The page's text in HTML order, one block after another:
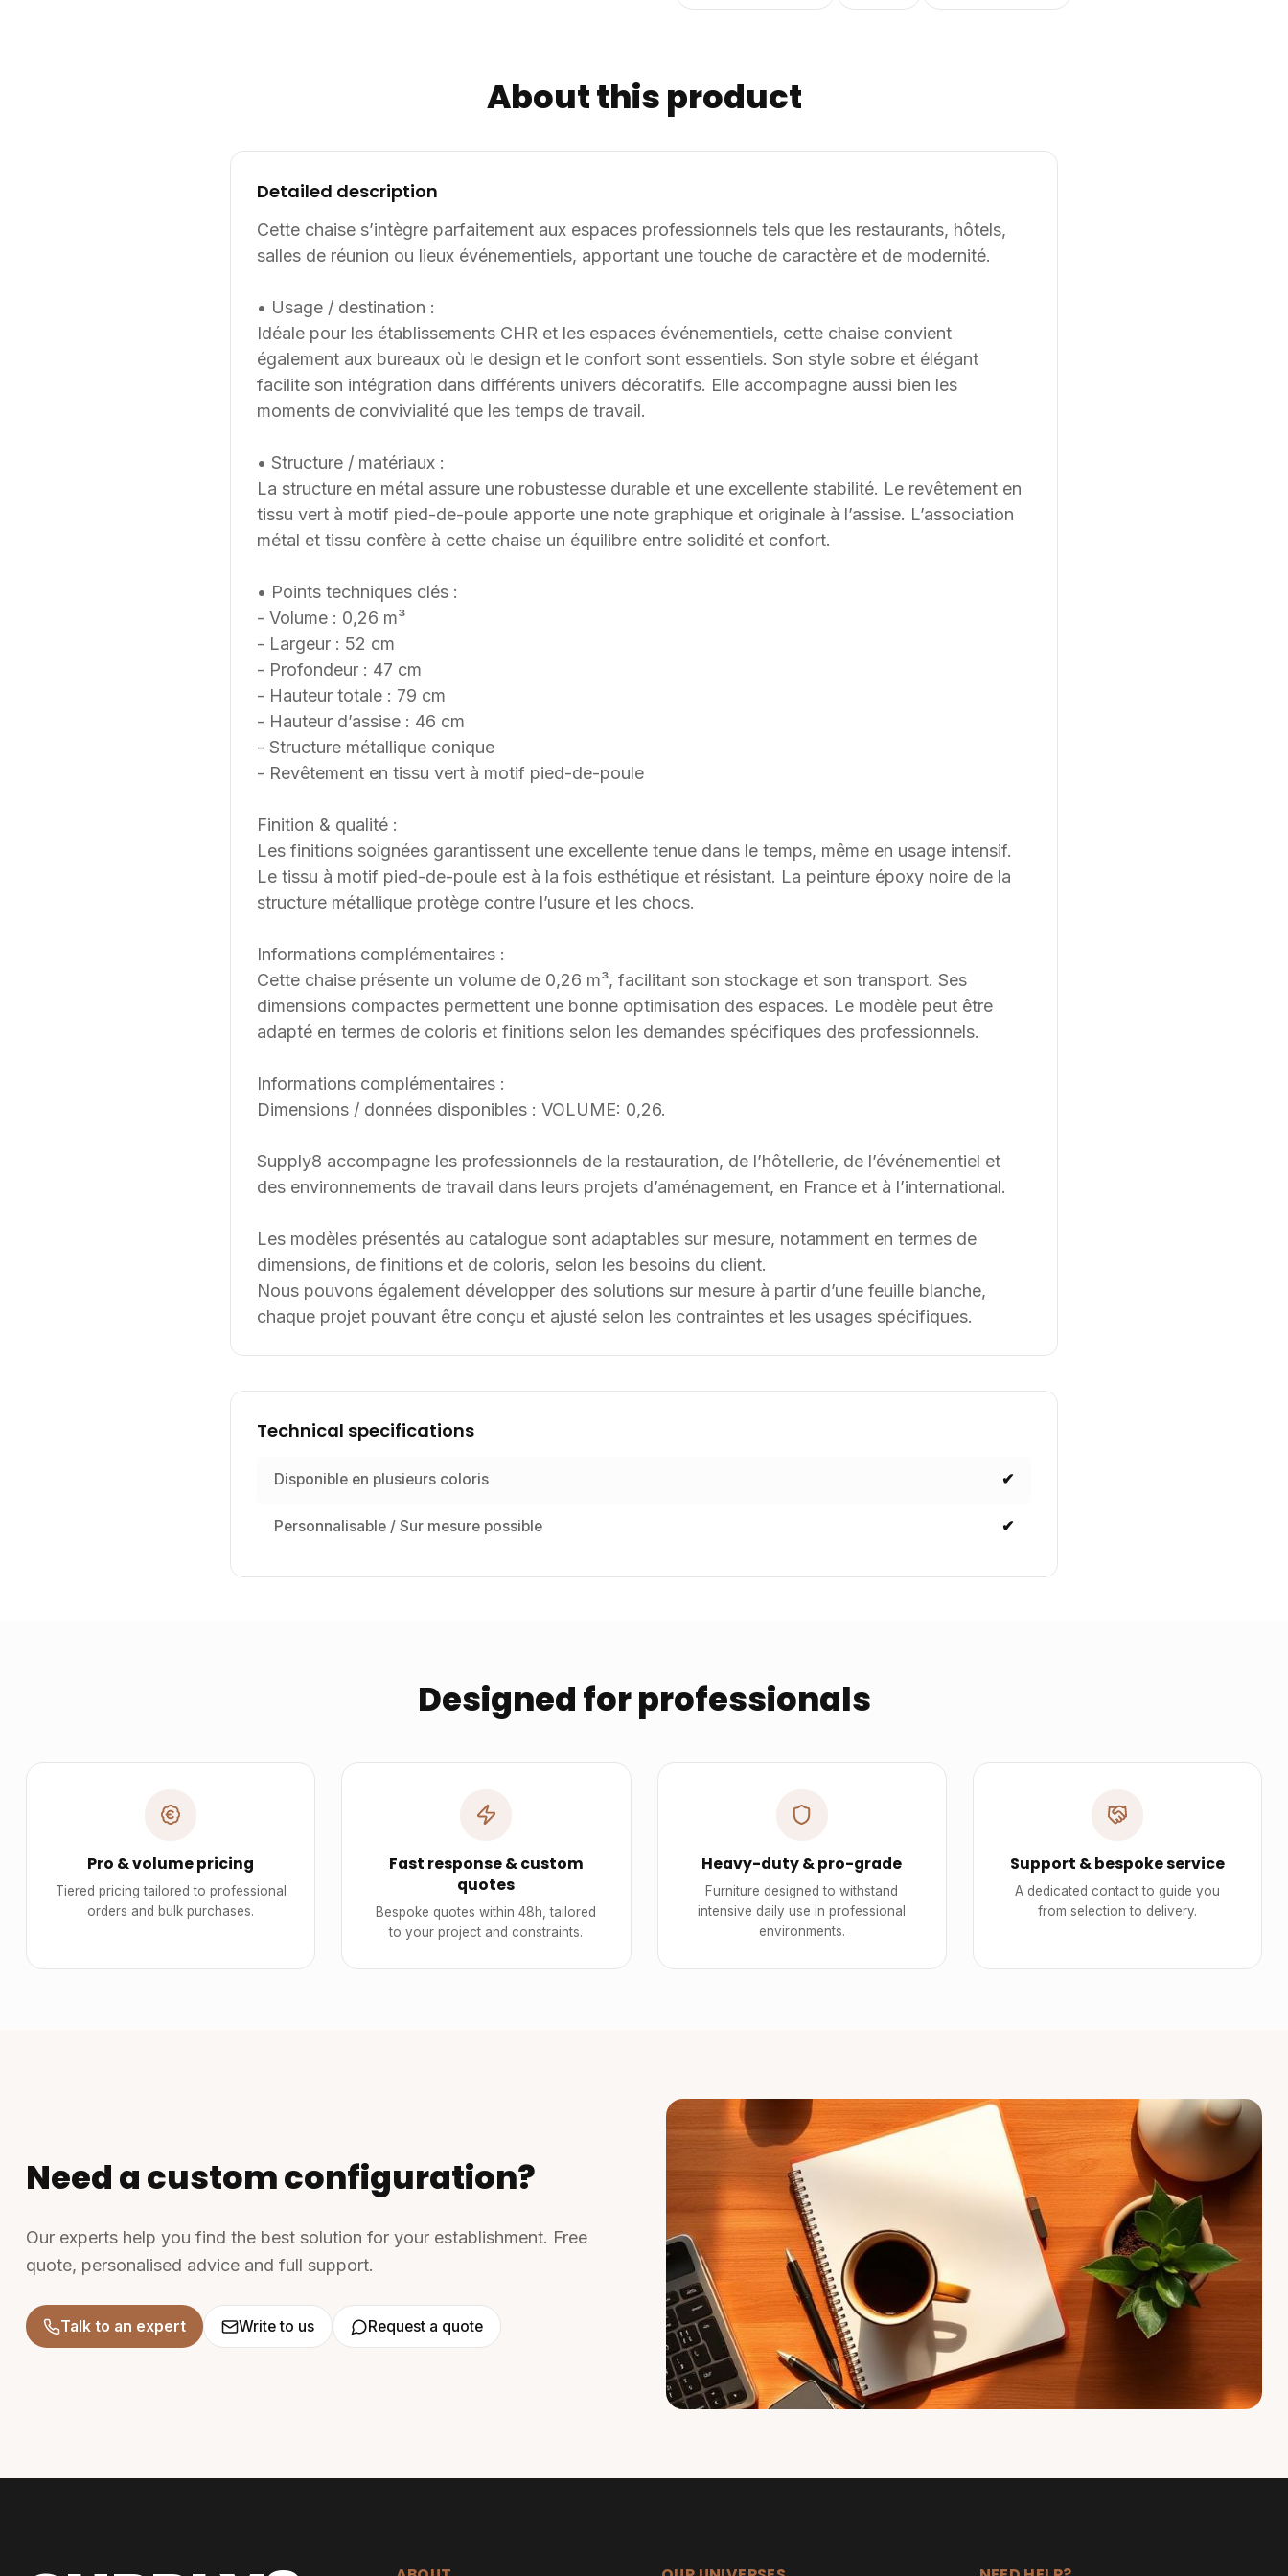
adapté en termes de coloris et finitions selon les demandes spécifiques des
l’hôtellerie, de l’événementiel et des environnements de travail dans leurs projets
d’aménagement, en France et à l’international. Les modèles présentés au catalogue
coloris, selon les besoins du client. Nous pouvons également développer des
About this product
Detailed description
Cette chaise s’intègre parfaitement aux espaces professionnels tels que les restaurants, hôtels,
salles de réunion ou lieux événementiels, apportant une touche de caractère et de modernité.
• Usage / destination :
Idéale pour les établissements CHR et les espaces événementiels, cette chaise convient
également aux bureaux où le design et le confort sont essentiels. Son style sobre et élégant
facilite son intégration dans différents univers décoratifs. Elle accompagne aussi bien les
moments de convivialité que les temps de travail.
• Structure / matériaux :
La structure en métal assure une robustesse durable et une excellente stabilité. Le revêtement en
tissu vert à motif pied-de-poule apporte une note graphique et originale à l’assise. L’association
métal et tissu confère à cette chaise un équilibre entre solidité et confort.
• Points techniques clés :
- Volume : 0,26 m³
- Largeur : 52 cm
- Profondeur : 47 cm
- Hauteur totale : 79 cm
- Hauteur d’assise : 46 cm
- Structure métallique conique
- Revêtement en tissu vert à motif pied-de-poule
Finition & qualité :
Les finitions soignées garantissent une excellente tenue dans le temps, même en usage intensif.
Le tissu à motif pied-de-poule est à la fois esthétique et résistant. La peinture époxy noire de la
structure métallique protège contre l’usure et les chocs.
Informations complémentaires :
Cette chaise présente un volume de 0,26 m³, facilitant son stockage et son transport. Ses
dimensions compactes permettent une bonne optimisation des espaces. Le modèle peut être
adapté en termes de coloris et finitions selon les demandes spécifiques des professionnels.
Informations complémentaires :
Dimensions / données disponibles : VOLUME: 0,26.
Supply8 accompagne les professionnels de la restauration, de l’hôtellerie, de l’événementiel et
des environnements de travail dans leurs projets d’aménagement, en France et à l’international.
Les modèles présentés au catalogue sont adaptables sur mesure, notamment en termes de
dimensions, de finitions et de coloris, selon les besoins du client.
Nous pouvons également développer des solutions sur mesure à partir d’une feuille blanche,
chaque projet pouvant être conçu et ajusté selon les contraintes et les usages spécifiques.
Technical specifications
Disponible en plusieurs coloris ✔
Personnalisable / Sur mesure possible ✔
Designed for professionals
Pro & volume pricing
Tiered pricing tailored to professional
orders and bulk purchases.
Fast response & custom
quotes
Bespoke quotes within 48h, tailored
to your project and constraints.
Heavy-duty & pro-grade
Furniture designed to withstand
intensive daily use in professional
environments.
Support & bespoke service
A dedicated contact to guide you
from selection to delivery.
Need a custom configuration?
Our experts help you find the best solution for your establishment. Free
quote, personalised advice and full support.
Talk to an expert Write to us Request a quote